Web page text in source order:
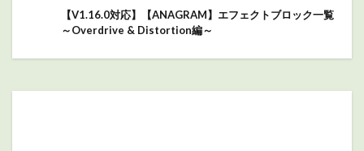
【V1.16.0対応】【ANAGRAM】エフェクトブロック一覧
～Overdrive & Distortion編～